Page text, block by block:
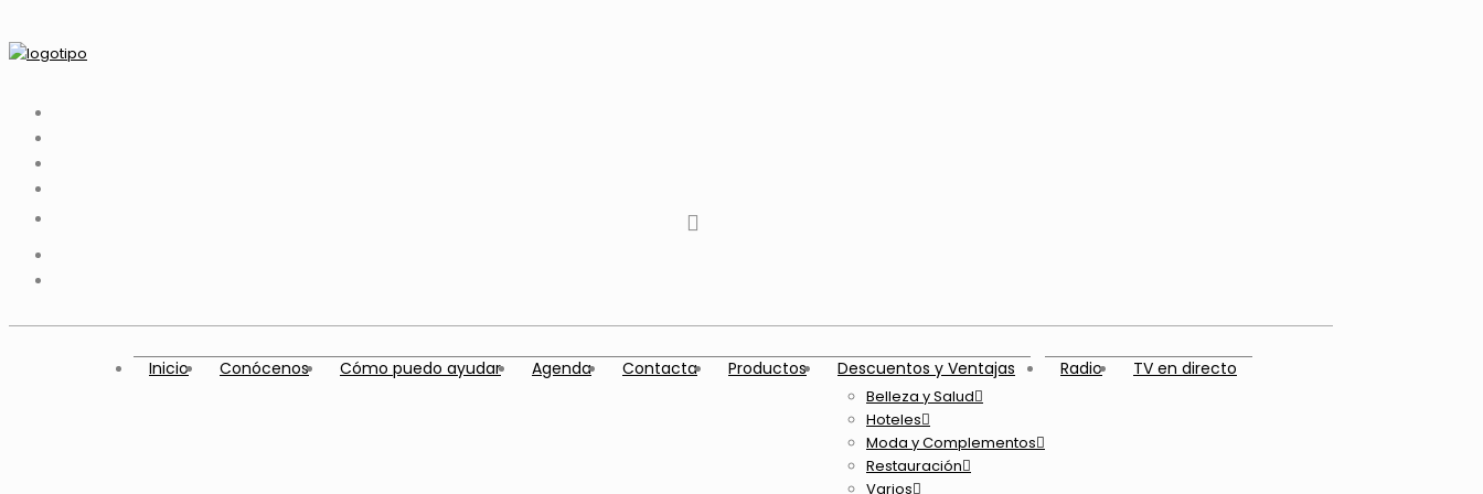
Youtube
Inicio Conócenos Cómo puedo ayudar Agenda Contacta Productos Descuentos y Ventajas
Belleza y Salud
Hoteles
Moda y Complementos
Restauración
Varios
Radio TV en directo